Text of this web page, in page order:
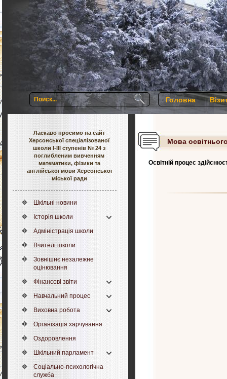
Головна
Ласкаво просимо на сайт
Херсонської спеціалізованої
школи І-ІІІ ступенів № 24 з
поглибленим вивченням
математики, фізики та
англійської мови Херсонської
міської ради
Шкільні новини
Історія школи
Адміністрація школи
Вчителі школи
Зовнішнє незалежне
оцінювання
Фінансові звіти
Навчальний процес
Виховна робота
Організація харчування
Оздоровлення
Шкільний парламент
Соціально-психологічна
служба
Мова
Освітній процес